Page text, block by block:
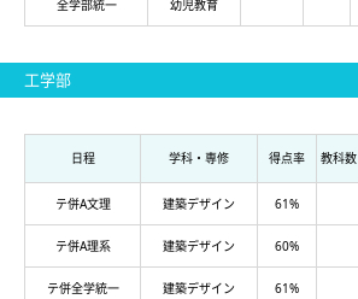
全学部統一 幼児教育
工学部
日程 学科・専修 得点率 教科数
テ併A文理 建築デザイン 61%
テ併A理系 建築デザイン 60%
テ併全学統一 建築デザイン 61%